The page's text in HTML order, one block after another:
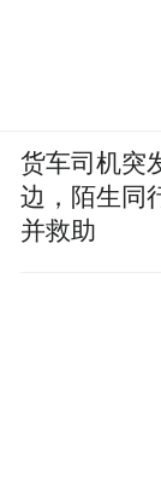
货车司机突
边，陌生同
并救助